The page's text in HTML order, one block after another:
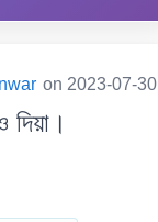
on 2023-07-30